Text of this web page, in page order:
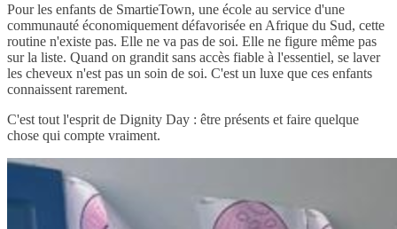
Pour les enfants de SmartieTown, une école au service d'une
communauté économiquement défavorisée en Afrique du Sud, cette
routine n'existe pas. Elle ne va pas de soi. Elle ne figure même pas
sur la liste. Quand on grandit sans accès fiable à l'essentiel, se laver
les cheveux n'est pas un soin de soi. C'est un luxe que ces enfants
connaissent rarement.
C'est tout l'esprit de Dignity Day : être présents et faire quelque
chose qui compte vraiment.